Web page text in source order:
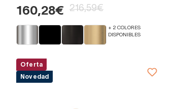
160,28€ 216,59€
+ 2 COLORES
DISPONIBLES
Oferta
Novedad